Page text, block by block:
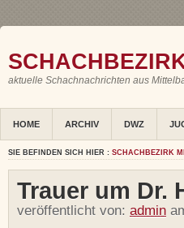
aktuelle Schachnachrichten aus
HOME ARCHIV DWZ
SIE BEFINDEN SICH HIER : SCHACHBEZIRK
Trauer um Dr.
veröffentlicht von: admin